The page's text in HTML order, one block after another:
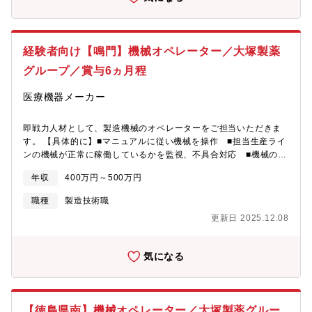
経験者向け【鳴門】機械オペレーター／大塚製薬
グループ／賞与6ヵ月程
医療機器メーカー
即戦力人材として、製造機械のオペレーターをご担当いただきま
す。 【具体的に】■マニュアルに従い機械を操作 ■担当生産ライ
ンの機械が正常に稼働しているかを監視、不具合対応 ■機械のメ
休の3交替制 ◎医療関連製品と精密関連製品の両分野にわたり、
グローバルな事業展開をしており、働きがい/やりがいのある業務
に携われます。 ※建物の改変を伴う業務は含みません。【魅力】
医療・精密電子部品など、人々の暮らしを支える製品づくりに直
術を磨き、成長できます。
年収 400万円～500万円
職種
製造技術職
更新日 2025.12.08
気になる